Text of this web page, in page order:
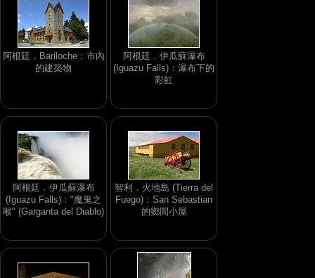
阿根廷．Bariloche：市內
的建築物
阿根廷．伊瓜蘇瀑布
(Iguazu Falls)：瀑布下的
彩虹
阿根廷．伊瓜蘇瀑布
(Iguazu Falls)："魔鬼之
喉" (Garganta del Diablo)
智利．火地島 (Tierra del
Fuego)：San Sebastian
的鄉間小屋